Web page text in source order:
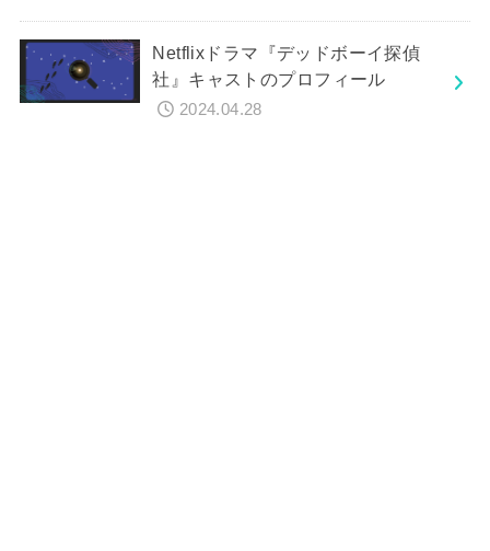
Netflixドラマ『デッドボーイ探偵
社』キャストのプロフィール
2024.04.28